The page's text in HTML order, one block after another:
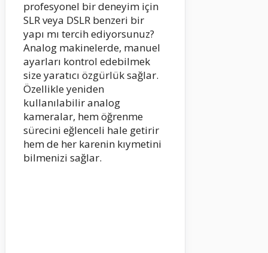
profesyonel bir deneyim için
SLR veya DSLR benzeri bir
yapı mı tercih ediyorsunuz?
Analog makinelerde, manuel
ayarları kontrol edebilmek
size yaratıcı özgürlük sağlar.
Özellikle yeniden
kullanılabilir analog
kameralar, hem öğrenme
sürecini eğlenceli hale getirir
hem de her karenin kıymetini
bilmenizi sağlar.